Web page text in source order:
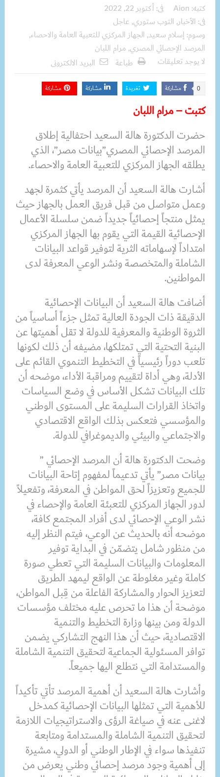
كتبه: Aion فى: أكتوبر 22, 2022
فى: الأخبار, التوب ستوري, عاجل
وسوم: إسلام سعيد, الجهاز المركزي للتعبية العامة والاحصاء,
المرصد الإحصائي المصري, مرام اللبان
لا يوجد تعليقات
طباعة البريد الالكترونى
مشاركة 0 تغريدة مشاركة مشاركة
كتبت – مرام اللبان
حضرت الدكتورة هالة السعيد احتفالية إطلاق
المرصد الإحصائي المصري”بيانات مصر”، الذي
يطلقه الجهاز المركزي للتعبية العامة والاحصاء.
أشارت هالة السعيد أن المرصد يأتي كثمرة لجهد
وعمل متواصل من قبل فريق العمل بالجهاز حيث
يمثل منتجاً إحصائياً جديداً ضمن سلسلة الأعمال
الإحصائية القيمة التي يقوم بها الجهاز المركزي
امتداداً لإسهاماته الثرية لتوفير قواعد البيانات
الشاملة والمتخصصة ونشر الوعي المعرفة لدى
المواطنين.
أضافت هالة السعيد أن البيانات الإحصائية
الدقيقة ذات الجودة العالية تمثل جزءاً أساسياً من
الثروة الوطنية والمعرفية للدولة لا تقل أهميتها عن
البنية التحتية التي تمتلكها، مضيفه أن ذلك لكونها
تلعب دوراً رئيسياً في التخطيط التنموي القائم على
الأدلة، وهي أداة لتقييم ومراقبة الأداء، موضحه أن
تلك البيانات تشكل الأساس في وضع السياسات
واتخاذ القرارات السليمة على المستوى الوطني
والمؤسسي فتعكس بذلك الواقع الاقتصادي
والاجتماعي والبيئي والديموغرافي للدولة.
وضحت الدكتورة هالة أن المرصد الإحصائي ”
بيانات مصر” يأتي تدعيماً لمفهوم إتاحة البيانات
للجميع وتعزيزاً لحق المواطن في المعرفة، وتفعيلاً
لدور الجهاز المركزي للتعبئة العامة والإحصاء في
نشر الوعي الإحصائي لدى أفراد المجتمع كافة،
موضحه أنه بالحديث عن الوعي، فيتم النظر إليه
من منظور شامل يتضمّن في البداية توفير
المعلومات والبيانات السليمة التي تعطي صورة
كاملة وغير مغلوطة عن الواقع ليمهد الطريق
لتعزيز الحوار والمشاركة الفاعلة من قِبل المواطن،
موضحة أن هذا ما تحرص عليه مختلف مؤسسات
الدولة ومن بينها وزارة التخطيط والتنمية
الاقتصادية، حيث أن هذا النهج التشاركي يضمن
توافر المسئولية الجماعية لتحقيق التنمية الشاملة
والمستدامة التي نتطلع اليها جميعاً.
وأشارت هالة السعيد أن أهمية المرصد تأتي تأكيداً
للأهمية التي تمثلها البيانات الإحصائية كمدخل
لاغنى عنه في صياغة الرؤى والاستراتيجيات اللازمة
لتحقيق التنمية الشاملة والمستدامة ومتابعة
تنفيذها سواء في الإطار الوطني أو الدولي، مشيرة
إلى أهمية وجود مرصد إحصائي وطني يعرض من